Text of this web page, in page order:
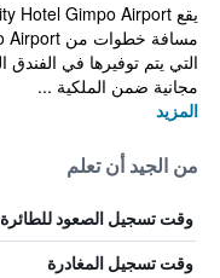
مجانية ضمن الملكية ...
المزيد
من الجيد أن تعلم
وقت تسجيل الصعود للطائرة
وقت تسجيل المغادرة